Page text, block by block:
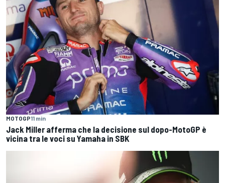
MOTOGP11 min
Jack Miller afferma che la decisione sul dopo-MotoGP è
vicina tra le voci su Yamaha in SBK